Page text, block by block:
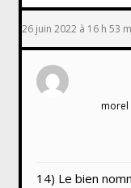
26 juin 2022 à 16 h 53
morel
14) Le bien